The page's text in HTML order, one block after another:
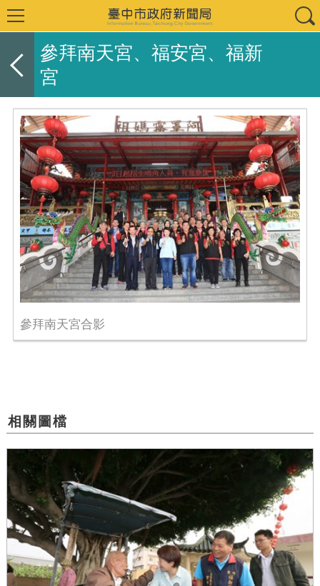
參拜南天宮、福安宮、福新
宮
參拜南天宮合影
相關圖檔